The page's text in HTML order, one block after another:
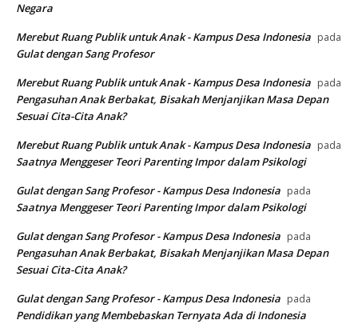
Negara
Merebut Ruang Publik untuk Anak - Kampus Desa Indonesia pada
Gulat dengan Sang Profesor
Merebut Ruang Publik untuk Anak - Kampus Desa Indonesia pada
Pengasuhan Anak Berbakat, Bisakah Menjanjikan Masa Depan
Sesuai Cita-Cita Anak?
Merebut Ruang Publik untuk Anak - Kampus Desa Indonesia pada
Saatnya Menggeser Teori Parenting Impor dalam Psikologi
Gulat dengan Sang Profesor - Kampus Desa Indonesia pada
Saatnya Menggeser Teori Parenting Impor dalam Psikologi
Gulat dengan Sang Profesor - Kampus Desa Indonesia pada
Pengasuhan Anak Berbakat, Bisakah Menjanjikan Masa Depan
Sesuai Cita-Cita Anak?
Gulat dengan Sang Profesor - Kampus Desa Indonesia pada
Pendidikan yang Membebaskan Ternyata Ada di Indonesia